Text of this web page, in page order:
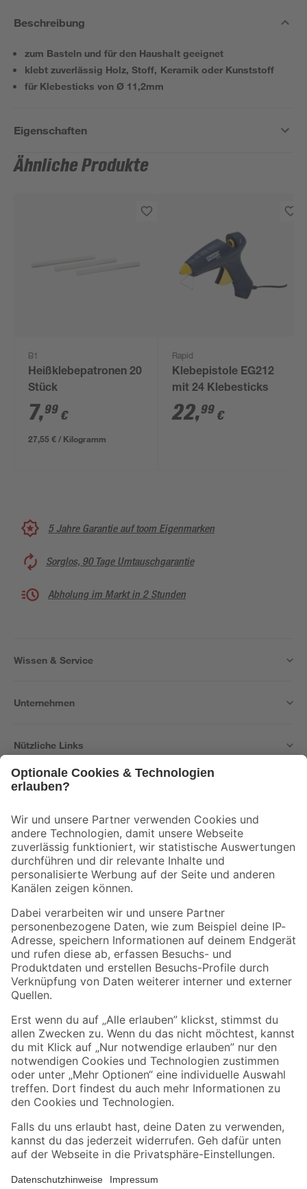
Beschreibung
zum Basteln und für den Haushalt geeignet
klebt zuverlässig Holz, Stoff, Keramik oder Kunststoff
für Klebesticks von Ø 11,2mm
Eigenschaften
Ähnliche Produkte
B1
Heißklebepatronen 20
Stück
7,99 €
27,55 € / Kilogramm
Rapid
Klebepistole EG212
mit 24 Klebesticks
22,99 €
5 Jahre Garantie auf toom Eigenmarken
Sorglos, 90 Tage Umtauschgarantie
Abholung im Markt in 2 Stunden
Wissen & Service
Unternehmen
Nützliche Links
Der toom Newsletter: Keine Angebote und Aktionen mehr verpassen!
Zur Newsletter Anmeldung
Folge uns
Zahlungsarten Versandarten
Sicher einkaufen
Jetzt die toom-App herunterladen
Alle Preisangaben in EUR inkl. gesetzl. MwSt.. Die dargestellten Angebote sind unter
Umständen nicht in allen Märkten verfügbar. Die angegebenen Verfügbarkeiten beziehen
Produkte nur solange der Vorrat reicht.
*Paketversand ab 59 € versandkostenfrei, gilt nicht für Artikel mit Speditionsversand, hier